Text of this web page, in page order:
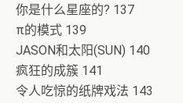
你是什么星座的? 137
π的模式 139
JASON和太阳(SUN) 140
疯狂的成簇 141
令人吃惊的纸牌戏法 143